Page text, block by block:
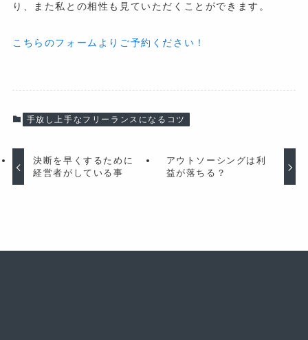
り、また私との相性も見ていただくことができます。
こちらのフォームよりご予約ください！
手放し上手なフリーランスになるコツ
決断を早くするために
経営者がしている事
アウトソーシングは利
益が落ちる？